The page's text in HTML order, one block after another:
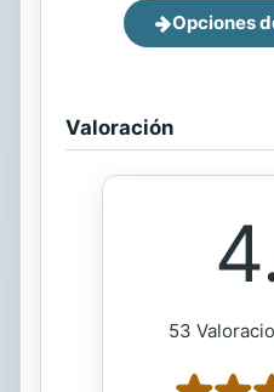
Opciones
Valoración
53